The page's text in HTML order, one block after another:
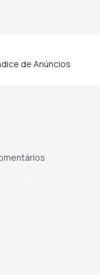
de Anúncios